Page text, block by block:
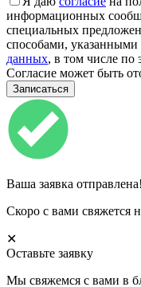
информационных
специальных
способами, указанными
данных, в том числе по
Согласие может быть
Ваша заявка отправлена!
Скоро с вами свяжется
✕
Оставьте заявку
Мы свяжемся с вами в